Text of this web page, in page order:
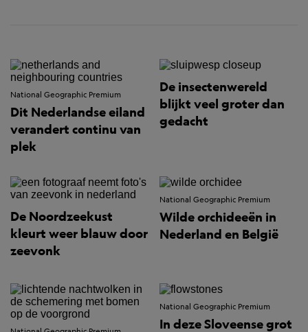
National Geographic Premium
Dit Nederlandse eiland
verandert continu van
plek
De insectenwereld
blijkt veel groter dan
gedacht
De Noordzeekust
kleurt weer blauw door
zeevonk
National Geographic Premium
Wilde orchideeën in
Nederland en België
National Geographic Premium
In deze Sloveense grot